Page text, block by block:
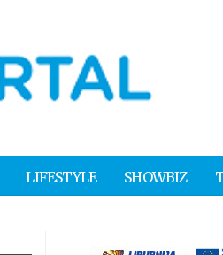
LIFESTYLE SHOWBIZ